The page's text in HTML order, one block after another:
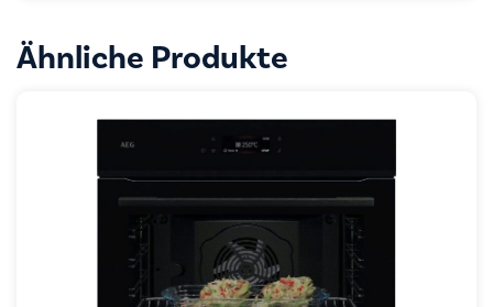
Ähnliche Produkte